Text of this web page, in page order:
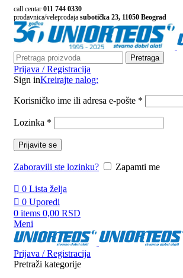
call centar 011 744 0330
prodavnica/veleprodaja subotička 23, 11050 Beograd
Pretraga
Prijava / Registracija
Sign inKreirajte nalog:
Korisničko ime ili adresa e-pošte *
Lozinka *
Prijavite se
Zaboravili ste lozinku? Zapamti me
0 Lista želja
0 Uporedi
0 items 0,00 RSD
Meni
Prijava / Registracija
Pretraži kategorije